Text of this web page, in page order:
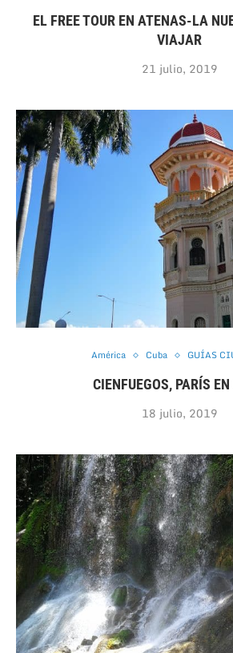
EL FREE TOUR EN ATENAS-LA
VIAJAR
21 julio, 2019
América Cuba GUÍAS
CIENFUEGOS, PARÍS
18 julio, 2019